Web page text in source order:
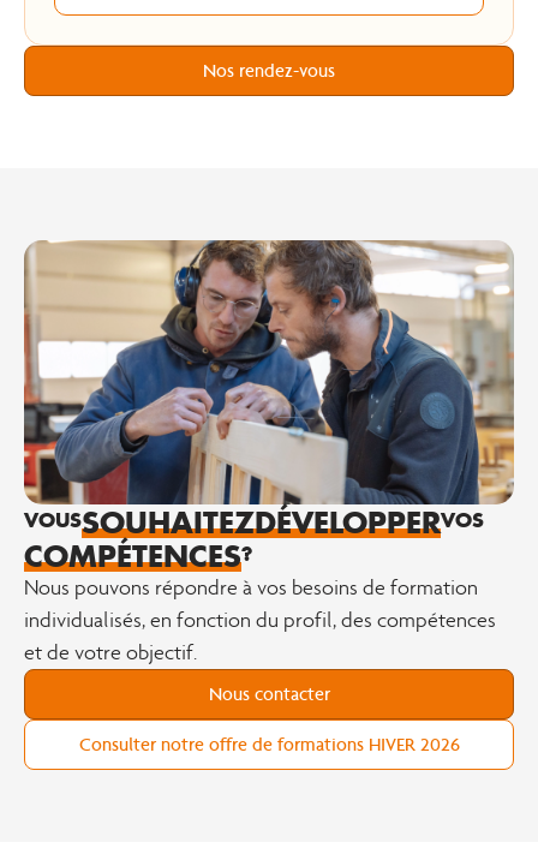
Nos rendez-vous
VOUSSOUHAITEZDÉVELOPPERVOS
COMPÉTENCES?
Nous pouvons répondre à vos besoins de formation
individualisés, en fonction du profil, des compétences
et de votre objectif.
Nous contacter
Consulter notre offre de formations HIVER 2026